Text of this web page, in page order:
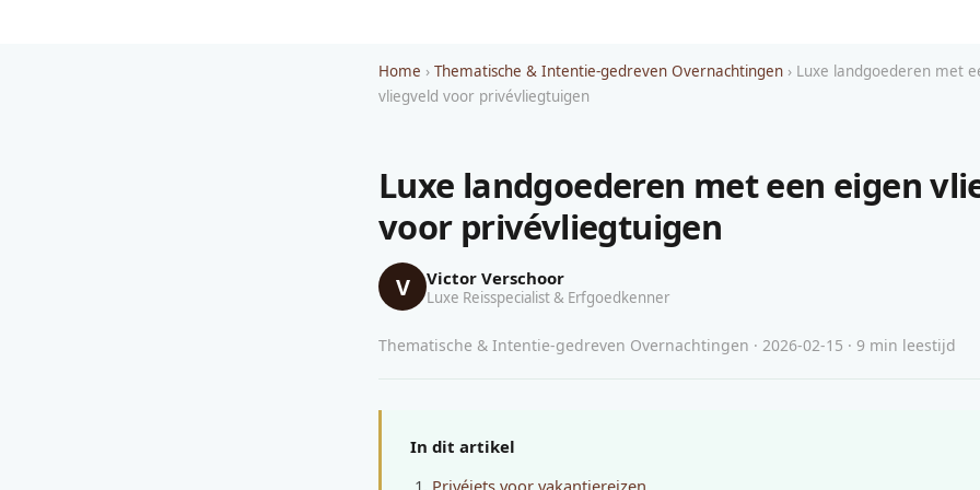
Home › Thematische & Intentie-gedreven Overnachtingen › Luxe landgoederen met
vliegveld voor privévliegtuigen
Luxe landgoederen met een eigen
voor privévliegtuigen
V Victor Verschoor
Luxe Reisspecialist & Erfgoedkenner
Thematische & Intentie-gedreven Overnachtingen · 2026-02-15 · 9 min leestijd
In dit artikel
Privéjets voor vakantiereizen